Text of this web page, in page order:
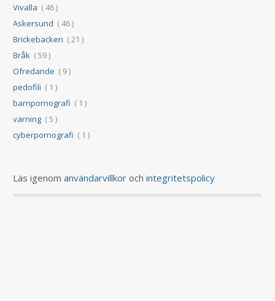
Vivalla ( 46 )
Askersund ( 46 )
Brickebacken ( 21 )
Bråk ( 59 )
Ofredande ( 9 )
pedofili ( 1 )
barnpornografi ( 1 )
varning ( 5 )
cyberpornografi ( 1 )
Läs igenomanvändarvillkor ochintegritetspolicy